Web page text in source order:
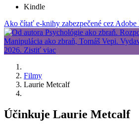
Kindle
Ako čítať e-knihy zabezpečené cez
Filmy
Laurie Metcalf
Účinkuje Laurie Metcalf